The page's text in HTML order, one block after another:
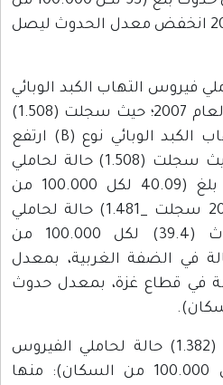
السكان)، ثم في العام 2006 انخفض معدل الحدوث ليصل
فيروس التهاب الكبد الوبائي
نوع (B) ارتفع قليلًا خلال العام 2007؛ حيث سجلت (1.508)
حالة لحاملي فيروس التهاب الكبد الوبائي نوع (B) ارتفع
قليلًا خلال العام 2007؛ حيث سجلت (1.508) حالة لحاملي
الفيروس بمعدل حدوث بلغ (40.09 لكل 100.000 من
السكان). وفي العام 2008 سجلت _1.481) حالة لحاملي
الفيروس، وبمعدل حدوث (39.4) لكل 100.000 من
منها (1.013) حالة في الضفة الغربية، بمعدل
و(468) حالة في قطاع غزة، بمعدل حدوث
وفي العام 2009 بلغ عن (1.382) حالة لحاملي الفيروس
بمعدل حدوث (35.1 لكل 100.000 من السكان): منها